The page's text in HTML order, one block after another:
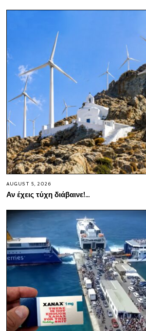
AUGUST 5, 2026
Αν έχεις τύχη διάβαινε!…